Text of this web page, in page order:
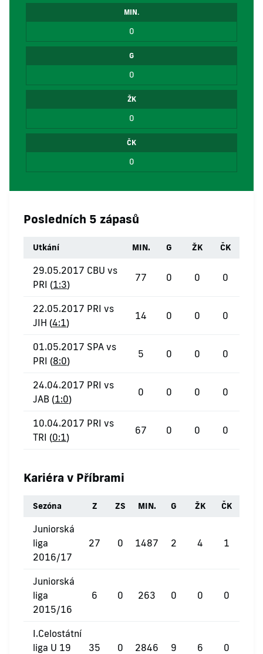
MIN.
0
G
0
ŽK
0
ČK
0
Posledních 5 zápasů
Utkání MIN. G ŽK ČK
29.05.2017 CBU vs
PRI (1:3)
77 0 0 0
22.05.2017 PRI vs
JIH (4:1)
14 0 0 0
01.05.2017 SPA vs
PRI (8:0)
5 0 0 0
24.04.2017 PRI vs
JAB (1:0)
0 0 0 0
10.04.2017 PRI vs
TRI (0:1)
67 0 0 0
Kariéra v Příbrami
Sezóna Z ZS MIN. G ŽK ČK
Juniorská
liga
2016/17
27 0 1487 2 4 1
Juniorská
liga
2015/16
6 0 263 0 0 0
I.Celostátní
liga U 19
35 0 2846 9 6 0